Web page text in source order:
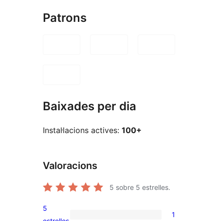
Patrons
Baixades per dia
Instal·lacions actives: 100+
Valoracions
5 sobre 5 estrelles.
5
1